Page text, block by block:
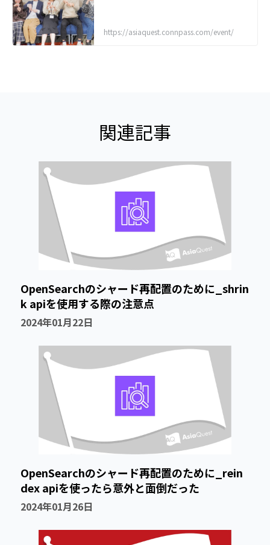
https://asiaquest.connpass.com/event/
関連記事
OpenSearchのシャード再配置のために_shrin
k apiを使用する際の注意点
2024年01月22日
OpenSearchのシャード再配置のために_rein
dex apiを使ったら意外と面倒だった
2024年01月26日